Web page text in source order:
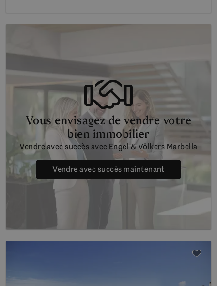
Vous envisagez de vendre votre
bien immobilier
Vendre avec succès avec Engel & Völkers Marbella
Vendre avec succès maintenant